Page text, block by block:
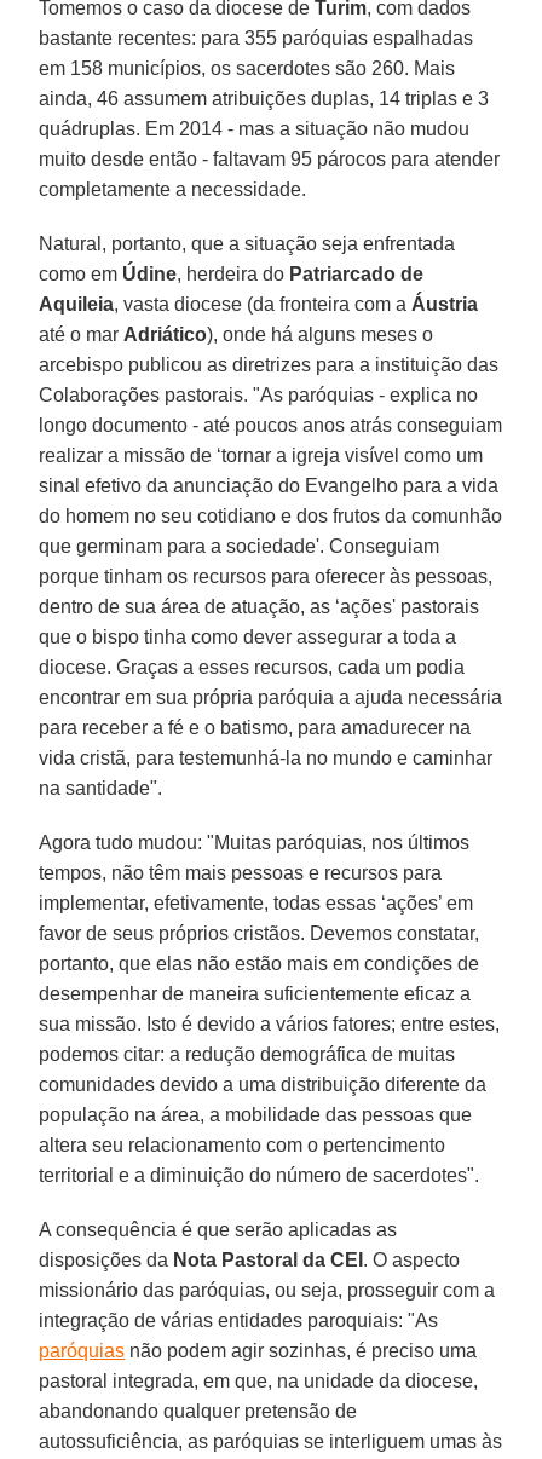
Tomemos o caso da diocese deTurim, com dados
bastante recentes: para 355 paróquias espalhadas
em 158 municípios, os sacerdotes são 260. Mais
ainda, 46 assumem atribuições duplas, 14 triplas e 3
quádruplas. Em 2014 - mas a situação não mudou
muito desde então - faltavam 95 párocos para atender
completamente a necessidade.
Natural, portanto, que a situação seja enfrentada
como em Údine, herdeira do Patriarcado de
Aquileia, vasta diocese (da fronteira com a Áustria
até o mar Adriático), onde há alguns meses o
arcebispo publicou as diretrizes para a instituição das
Colaborações pastorais. "As paróquias - explica no
longo documento - até poucos anos atrás conseguiam
realizar a missão de ‘tornar a igreja visível como um
sinal efetivo da anunciação do Evangelho para a vida
do homem no seu cotidiano e dos frutos da comunhão
que germinam para a sociedade'. Conseguiam
porque tinham os recursos para oferecer às pessoas,
dentro de sua área de atuação, as ‘ações' pastorais
que o bispo tinha como dever assegurar a toda a
diocese. Graças a esses recursos, cada um podia
encontrar em sua própria paróquia a ajuda necessária
para receber a fé e o batismo, para amadurecer na
vida cristã, para testemunhá-la no mundo e caminhar
na santidade".
Agora tudo mudou: "Muitas paróquias, nos últimos
tempos, não têm mais pessoas e recursos para
implementar, efetivamente, todas essas ‘ações’ em
favor de seus próprios cristãos. Devemos constatar,
portanto, que elas não estão mais em condições de
desempenhar de maneira suficientemente eficaz a
sua missão. Isto é devido a vários fatores; entre estes,
podemos citar: a redução demográfica de muitas
comunidades devido a uma distribuição diferente da
população na área, a mobilidade das pessoas que
altera seu relacionamento com o pertencimento
territorial e a diminuição do número de sacerdotes".
A consequência é que serão aplicadas as
disposições da Nota Pastoral da CEI . O aspecto
missionário das paróquias, ou seja, prosseguir com a
integração de várias entidades paroquiais: "As
paróquias não podem agir sozinhas, é preciso uma
pastoral integrada, em que, na unidade da diocese,
abandonando qualquer pretensão de
autossuficiência, as paróquias se interliguem umas às